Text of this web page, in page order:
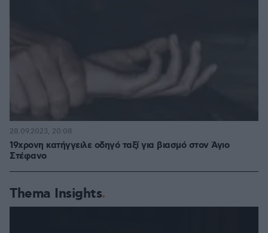
19χρονη κατήγγειλε οδηγό ταξί για βιασμό στον Άγιο
Στέφανο
28.09.2023, 20:08
Thema Insights